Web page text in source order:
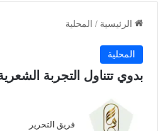
الرئيسية / المحلية
المحلية
بدوي تتناول التجربة
فريق التحرير